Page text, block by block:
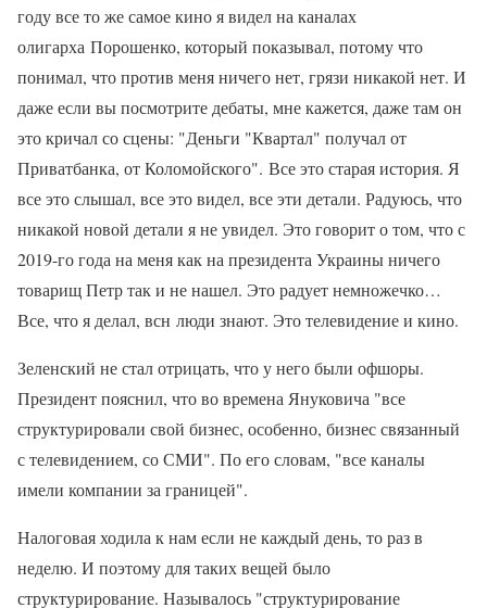
году все то же самое кино я видел на каналах
олигарха Порошенко, который показывал, потому что
понимал, что против меня ничего нет, грязи никакой нет. И
даже если вы посмотрите дебаты, мне кажется, даже там он
это кричал со сцены: "Деньги "Квартал" получал от
Приватбанка, от Коломойского". Все это старая история. Я
все это слышал, все это видел, все эти детали. Радуюсь, что
никакой новой детали я не увидел. Это говорит о том, что с
2019-го года на меня как на президента Украины ничего
товарищ Петр так и не нашел. Это радует немножечко…
Все, что я делал, всн люди знают. Это телевидение и кино.
Зеленский не стал отрицать, что у него были офшоры.
Президент пояснил, что во времена Януковича "все
структурировали свой бизнес, особенно, бизнес связанный
с телевидением, со СМИ". По его словам, "все каналы
имели компании за границей".
Налоговая ходила к нам если не каждый день, то раз в
неделю. И поэтому для таких вещей было
структурирование. Называлось "структурирование